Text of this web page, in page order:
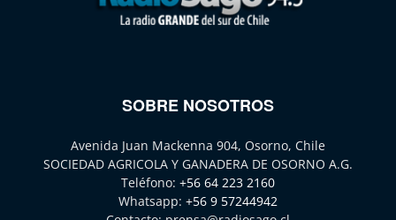
SOBRE NOSOTROS
Avenida Juan Mackenna 904, Osorno, Chile
SOCIEDAD AGRICOLA Y GANADERA DE OSORNO A.G.
Teléfono: +56 64 223 2160
Whatsapp: +56 9 57244942